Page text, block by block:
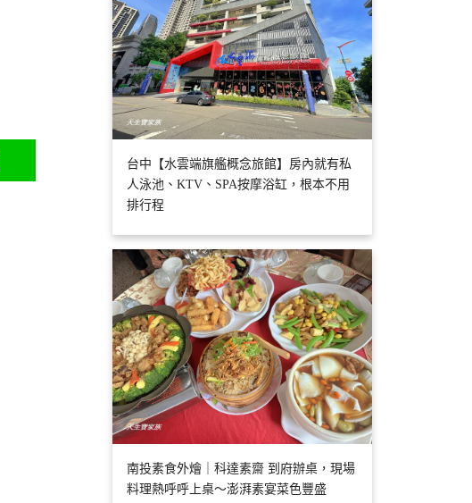
台中【水雲端旗艦概念旅館】房內就有私
人泳池、KTV、SPA按摩浴缸，根本不用
排行程
南投素食外燴｜科達素齋 到府辦桌，現場
料理熱呼呼上桌～澎湃素宴菜色豐盛